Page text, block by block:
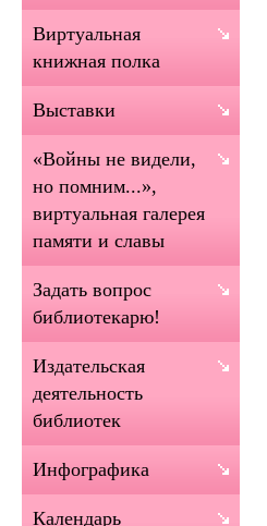
Виртуальная
книжная полка
Выставки
«Войны не видели,
но помним...»,
виртуальная галерея
памяти и славы
Задать вопрос
библиотекарю!
Издательская
деятельность
библиотек
Инфографика
Календарь